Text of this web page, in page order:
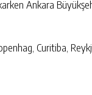
Ankara
Curitiba,